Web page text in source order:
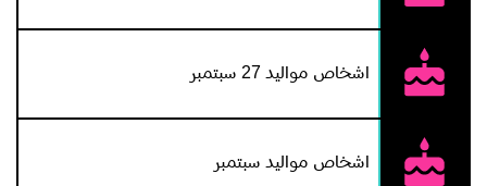
اشخاص مواليد 27 سبتمبر
اشخاص مواليد سبتمبر